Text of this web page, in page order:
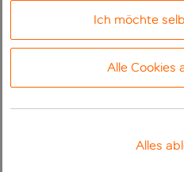
Ich möchte
Alle Cookies
Alles